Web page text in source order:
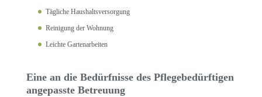
Tägliche Haushaltsversorgung
Reinigung der Wohnung
Leichte Gartenarbeiten
Eine an die Bedürfnisse des Pflegebedürftigen
angepasste Betreuung